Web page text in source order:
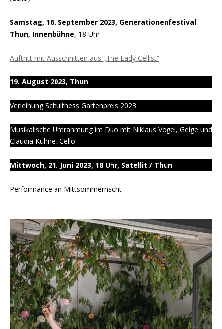
Samstag, 16. September 2023, Generationenfestival
Thun, Innenbühne, 18 Uhr
Auftritt mit Ausschnitten aus „The Lady Cellist“
19. August 2023, Thun
Verleihung Schulthess Gartenpreis 2023
Musikalische Umrahmung im Duo mit Niklaus Vogel, Geige und
Claudia Kühne, Cello
Mittwoch, 21. Juni 2023, 18 Uhr, Satellit / Thun
Performance an Mittsommernacht